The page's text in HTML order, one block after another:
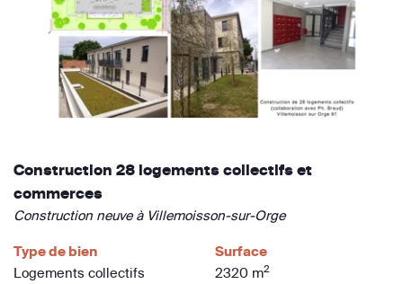
Construction 28 logements collectifs et
commerces
Construction neuve à Villemoisson-sur-Orge
Type de bien
Logements collectifs
Surface
2320 m2